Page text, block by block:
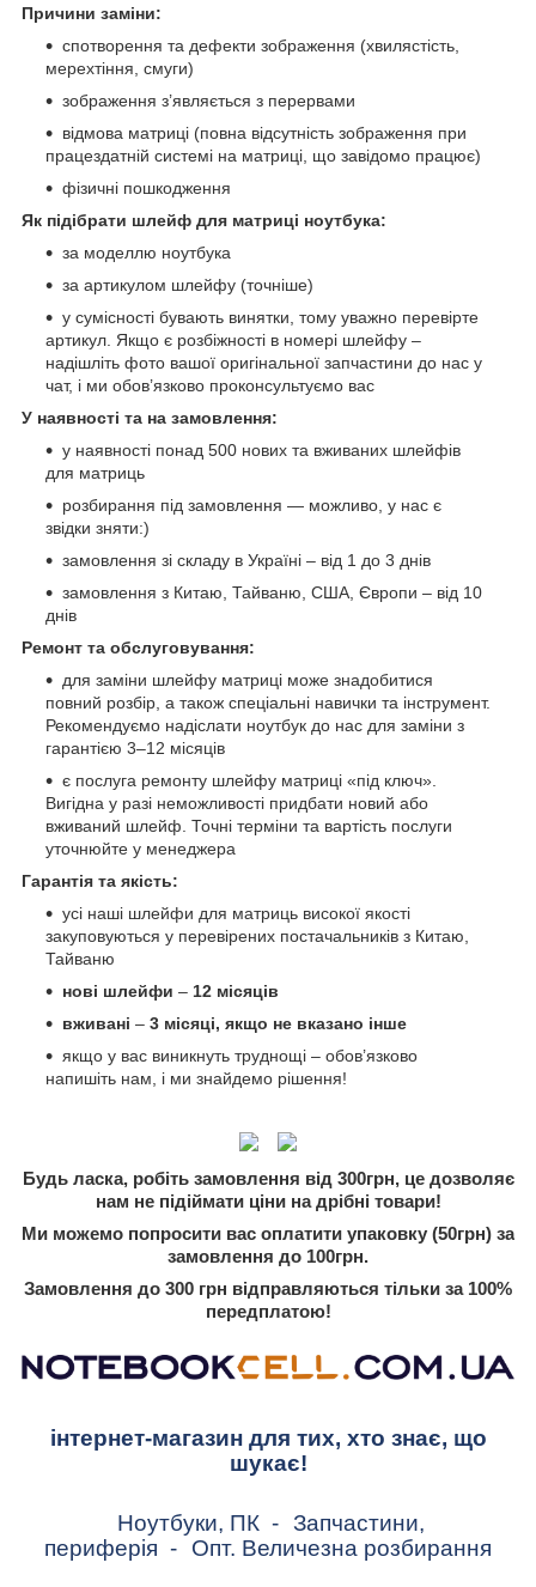
Причини заміни:
спотворення та дефекти зображення (хвилястість,
мерехтіння, смуги)
зображення з’являється з перервами
відмова матриці (повна відсутність зображення при
працездатній системі на матриці, що завідомо працює)
фізичні пошкодження
Як підібрати шлейф для матриці ноутбука:
за моделлю ноутбука
за артикулом шлейфу (точніше)
у сумісності бувають винятки, тому уважно перевірте
артикул. Якщо є розбіжності в номері шлейфу –
надішліть фото вашої оригінальної запчастини до нас у
чат, і ми обов’язково проконсультуємо вас
У наявності та на замовлення:
у наявності понад 500 нових та вживаних шлейфів
для матриць
розбирання під замовлення — можливо, у нас є
звідки зняти:)
замовлення зі складу в Україні – від 1 до 3 днів
замовлення з Китаю, Тайваню, США, Європи – від 10
днів
Ремонт та обслуговування:
для заміни шлейфу матриці може знадобитися
повний розбір, а також спеціальні навички та інструмент.
Рекомендуємо надіслати ноутбук до нас для заміни з
гарантією 3–12 місяців
є послуга ремонту шлейфу матриці «під ключ».
Вигідна у разі неможливості придбати новий або
вживаний шлейф. Точні терміни та вартість послуги
уточнюйте у менеджера
Гарантія та якість:
усі наші шлейфи для матриць високої якості
закуповуються у перевірених постачальників з Китаю,
Тайваню
нові шлейфи – 12 місяців
вживані – 3 місяці, якщо не вказано інше
якщо у вас виникнуть труднощі – обов’язково
напишіть нам, і ми знайдемо рішення!
Будь ласка, робіть замовлення від 300грн, це дозволяє
нам не підіймати ціни на дрібні товари!
Ми можемо попросити вас оплатити упаковку (50грн) за
замовлення до 100грн.
Замовлення до 300 грн відправляються тільки за 100%
передплатою!
інтернет-магазин для тих, хто знає, що
шукає!
Ноутбуки, ПК - Запчастини,
периферія - Опт. Величезна розбирання